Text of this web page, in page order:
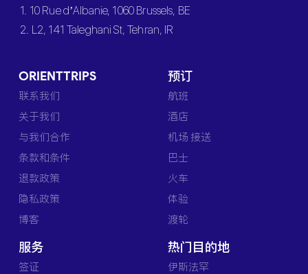
1. 10 Rue d’Albanie, 1060 Brussels, BE
2. L2, 141 Taleghani St, Tehran, IR
ORIENTTRIPS
联系我们
关于我们
与我们合作
条款和条件
退款政策
隐私政策
博客
预订
航班
酒店
机场 接送
巴士
火车
体验
渡轮
服务
签证
热门目的地
伊斯法罕